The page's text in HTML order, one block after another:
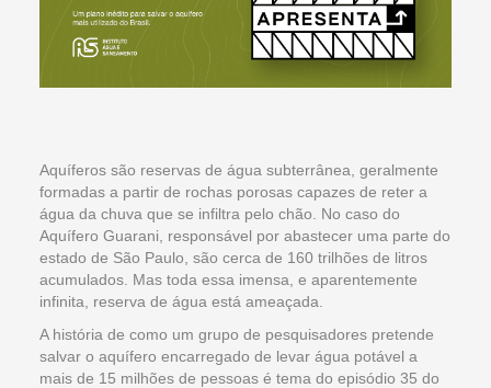
Aquíferos são reservas de água subterrânea, geralmente
formadas a partir de rochas porosas capazes de reter a
água da chuva que se infiltra pelo chão. No caso do
Aquífero Guarani, responsável por abastecer uma parte do
estado de São Paulo, são cerca de 160 trilhões de litros
acumulados. Mas toda essa imensa, e aparentemente
infinita, reserva de água está ameaçada.
A história de como um grupo de pesquisadores pretende
salvar o aquífero encarregado de levar água potável a
mais de 15 milhões de pessoas é tema do episódio 35 do